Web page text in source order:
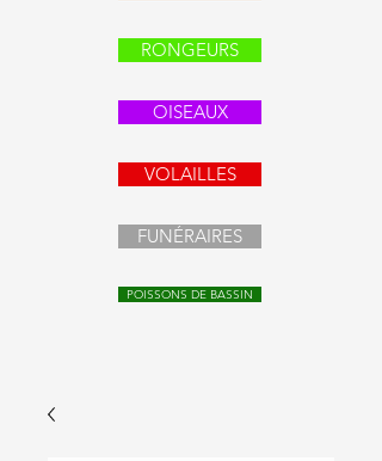
RONGEURS
OISEAUX
VOLAILLES
FUNÉRAIRES
POISSONS DE BASSIN